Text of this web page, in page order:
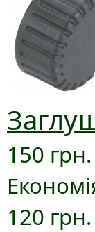
150 грн.
120 грн.